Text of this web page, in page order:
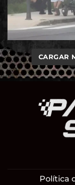
CARGAR
Política